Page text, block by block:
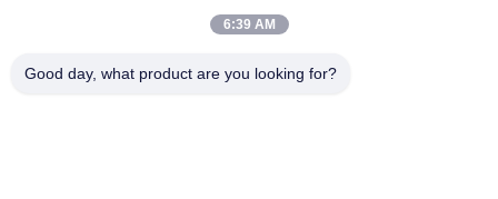
E6 Tam Otomatik SMT Lehim Pastası Yazıcısı 600x350mm
6:39 AM
Good day, what product are you looking for?